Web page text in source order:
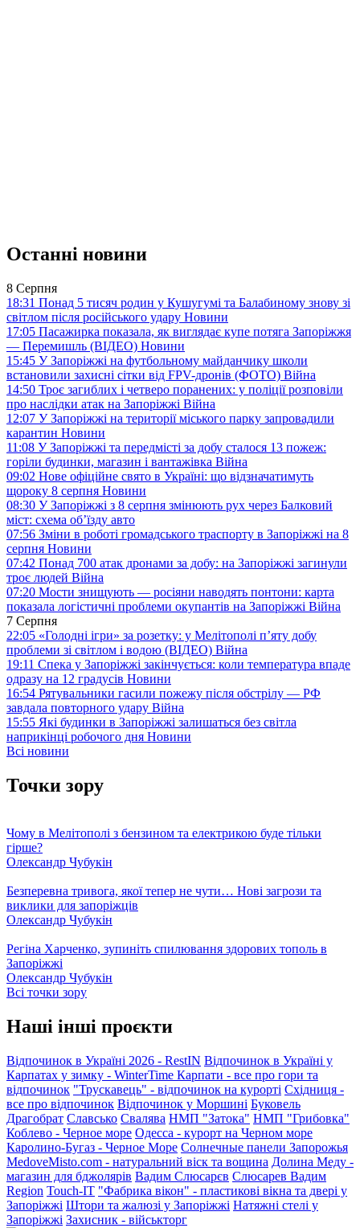
Останні новини
8 Серпня
18:31 Понад 5 тисяч родин у Кушугумі та Балабиному знову зі
світлом після російського удару Новини
17:05 Пасажирка показала, як виглядає купе потяга Запоріжжя
— Перемишль (ВІДЕО) Новини
15:45 У Запоріжжі на футбольному майданчику школи
встановили захисні сітки від FPV-дронів (ФОТО) Війна
14:50 Троє загиблих і четверо поранених: у поліції розповіли
про наслідки атак на Запоріжжі Війна
12:07 У Запоріжжі на території міського парку запровадили
карантин Новини
11:08 У Запоріжжі та передмісті за добу сталося 13 пожеж:
горіли будинки, магазин і вантажівка Війна
09:02 Нове офіційне свято в Україні: що відзначатимуть
щороку 8 серпня Новини
08:30 У Запоріжжі з 8 серпня змінюють рух через Балковий
міст: схема об’їзду авто
07:56 Зміни в роботі громадського траспорту в Запоріжжі на 8
серпня Новини
07:42 Понад 700 атак дронами за добу: на Запоріжжі загинули
троє людей Війна
07:20 Мости знищують — росіяни наводять понтони: карта
показала логістичні проблеми окупантів на Запоріжжі Війна
7 Серпня
22:05 «Голодні ігри» за розетку: у Мелітополі п’яту добу
проблеми зі світлом і водою (ВІДЕО) Війна
19:11 Спека у Запоріжжі закінчується: коли температура впаде
одразу на 12 градусів Новини
16:54 Рятувальники гасили пожежу після обстрілу — РФ
завдала повторного удару Війна
15:55 Які будинки в Запоріжжі залишаться без світла
наприкінці робочого дня Новини
Всі новини
Точки зору
Чому в Мелітополі з бензином та електрикою буде тільки
гірше?
Олександр Чубукін
Безперевна тривога, якої тепер не чути… Нові загрози та
виклики для запоріжців
Олександр Чубукін
Регіна Харченко, зупиніть спилювання здорових тополь в
Запоріжжі
Олександр Чубукін
Всі точки зору
Наші інші проєкти
Відпочинок в Україні 2026 - RestIN Відпочинок в Україні у
Карпатах у зимку - WinterTime Карпати - все про гори та
відпочинок "Трускавець" - відпочинок на курорті Східниця -
все про відпочинок Відпочинок у Моршині Буковель
Драгобрат Славсько Свалява НМП "Затока" НМП "Грибовка"
Коблево - Черное море Одесса - курорт на Черном море
Каролино-Бугаз - Черное Море Солнечные панели Запорожья
MedoveMisto.com - натуральний віск та вощина Долина Меду -
магазин для бджолярів Вадим Слюсарєв Слюсарев Вадим
Region Touch-IT "Фабрика вікон" - пластикові вікна та двері у
Запоріжжі Штори та жалюзі у Запоріжжі Натяжні стелі у
Запоріжжі Захисник - військторг